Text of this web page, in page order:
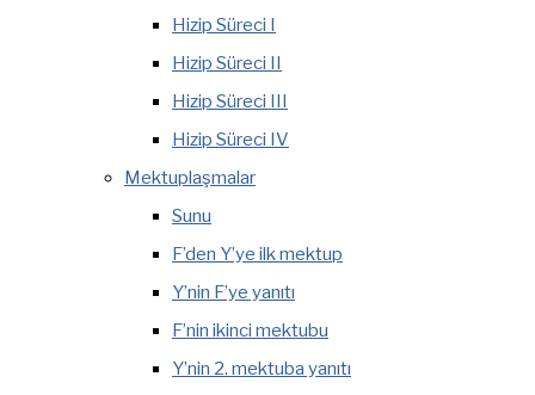
Hizip Süreci I
Hizip Süreci II
Hizip Süreci III
Hizip Süreci IV
Mektuplaşmalar
Sunu
F’den Y’ye ilk mektup
Y’nin F’ye yanıtı
F’nin ikinci mektubu
Y’nin 2. mektuba yanıtı